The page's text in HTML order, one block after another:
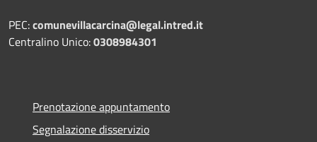
PEC:comunevillacarcina@legal.intred.it
Centralino Unico:0308984301
Prenotazione appuntamento
Segnalazione disservizio